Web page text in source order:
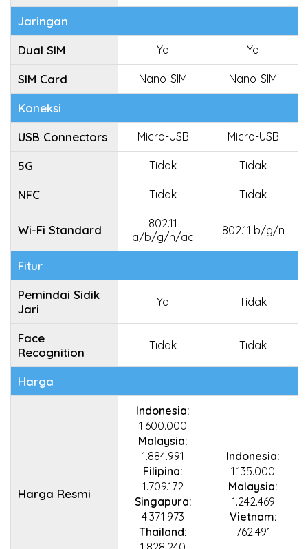
Jaringan
Dual SIM
Ya Ya
SIM Card Nano-SIM Nano-SIM
Koneksi
USB Connectors
Micro-USB Micro-USB
5G Tidak Tidak
NFC Tidak Tidak
Wi-Fi Standard
802.11
a/b/g/n/ac
802.11 b/g/n
Fitur
Pemindai Sidik
Jari
Ya Tidak
Face
Recognition
Tidak Tidak
Harga
Harga Resmi
Indonesia:
1.600.000
Malaysia:
1.884.991
Filipina:
1.709.172
Singapura:
4.371.973
Thailand:
Indonesia:
1.135.000
Malaysia:
1.242.469
Vietnam:
762.491